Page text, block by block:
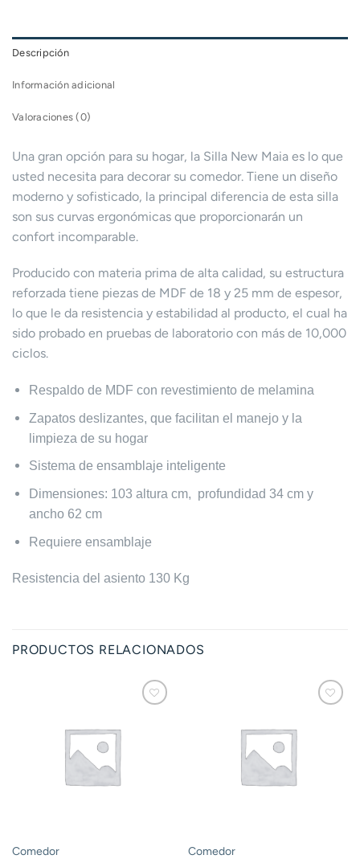
Descripción
Información adicional
Valoraciones (0)
Una gran opción para su hogar, la Silla New Maia es lo que
usted necesita para decorar su comedor. Tiene un diseño
moderno y sofisticado, la principal diferencia de esta silla
son sus curvas ergonómicas que proporcionarán un
confort incomparable.
Producido con materia prima de alta calidad, su estructura
reforzada tiene piezas de MDF de 18 y 25 mm de espesor,
lo que le da resistencia y estabilidad al producto, el cual ha
sido probado en pruebas de laboratorio con más de 10,000
ciclos.
Respaldo de MDF con revestimiento de melamina
Zapatos deslizantes, que facilitan el manejo y la
limpieza de su hogar
Sistema de ensamblaje inteligente
Dimensiones: 103 altura cm, profundidad 34 cm y
ancho 62 cm
Requiere ensamblaje
Resistencia del asiento 130 Kg
PRODUCTOS RELACIONADOS
Comedor Comedor